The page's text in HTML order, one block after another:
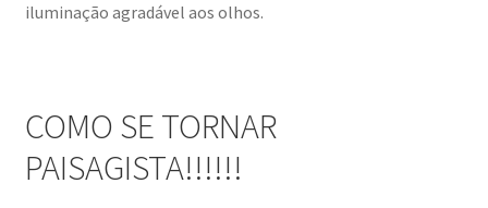
iluminação agradável aos olhos.
COMO SE TORNAR
PAISAGISTA!!!!!!